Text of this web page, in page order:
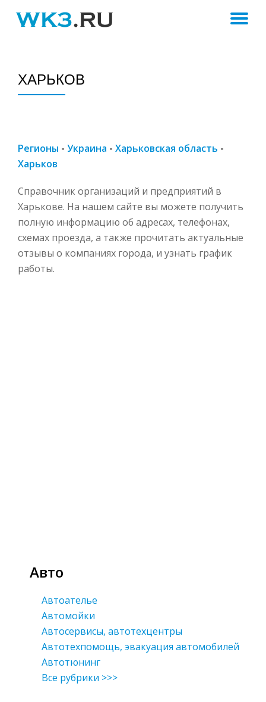
ХАРЬКОВ
Регионы - Украина - Харьковская область -
Харьков
Справочник организаций и предприятий в
Харькове. На нашем сайте вы можете получить
полную информацию об адресах, телефонах,
схемах проезда, а также прочитать актуальные
отзывы о компаниях города, и узнать график
работы.
Авто
Автоателье
Автомойки
Автосервисы, автотехцентры
Автотехпомощь, эвакуация автомобилей
Автотюнинг
Все рубрики >>>